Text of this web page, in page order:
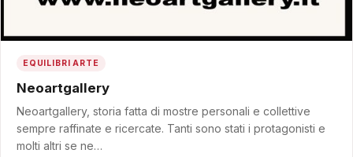
EQUILIBRI ARTE
Neoartgallery
Neoartgallery, storia fatta di mostre personali e collettive
sempre raffinate e ricercate. Tanti sono stati i protagonisti e
molti altri se ne…